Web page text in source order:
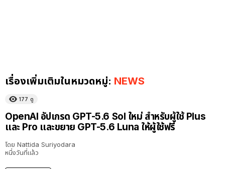
เรื่องเพิ่มเติมในหมวดหมู่: NEWS
177 ดู
OpenAI อัปเกรด GPT-5.6 Sol ใหม่ สำหรับผู้ใช้ Plus
และ Pro และขยาย GPT-5.6 Luna ให้ผู้ใช้ฟรี
โดย Nattida Suriyodara
หนึ่งวันที่แล้ว